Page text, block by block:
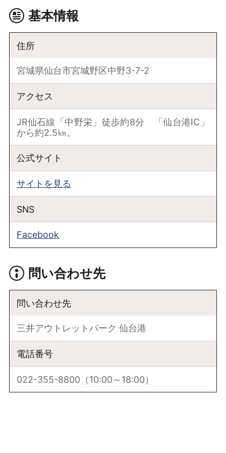
基本情報
住所
宮城県仙台市宮城野区中野3-7-2
アクセス
JR仙石線「中野栄」徒歩約8分 「仙台港IC」
から約2.5㎞。
公式サイト
サイトを見る
SNS
Facebook
問い合わせ先
問い合わせ先
三井アウトレットパーク 仙台港
電話番号
022-355-8800（10:00～18:00）